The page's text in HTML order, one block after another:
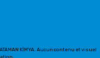
KİMYA. Aucun contenu et visuel